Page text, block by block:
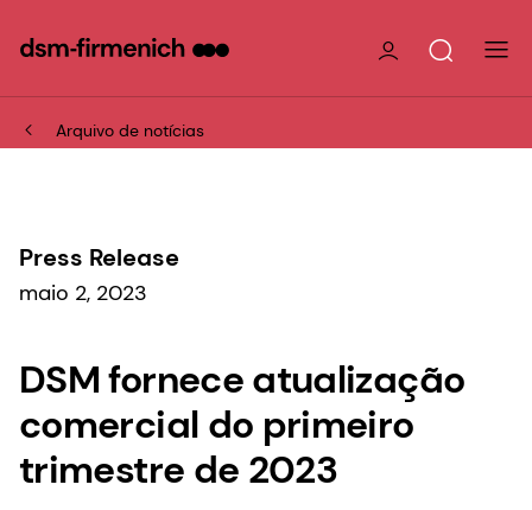
Arquivo de notícias
Press Release
maio 2, 2023
DSM fornece atualização
comercial do primeiro
trimestre de 2023